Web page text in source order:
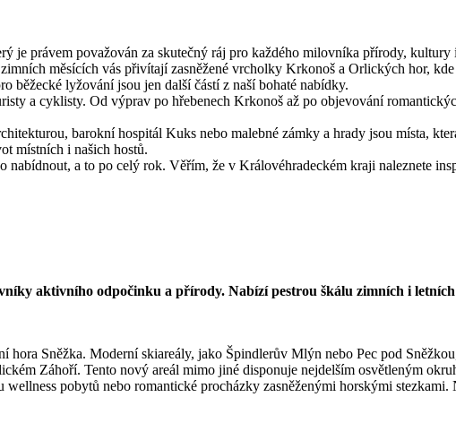
je právem považován za skutečný ráj pro každého milovníka přírody,
měsících vás přivítají zasněžené vrcholky Krkonoš a Orlických hor,
běžecké lyžování jsou jen další částí z naší bohaté nabídky.
a cyklisty. Od výprav po hřebenech Krkonoš až po objevování
barokní hospitál Kuks nebo malebné zámky a hrady jsou místa,
místních i našich hostů.
nabídnout, a to po celý rok. Věřím, že v Královéhradeckém kraji naleznete
aktivního odpočinku a přírody. Nabízí pestrou škálu zimních i
Sněžka. Moderní skiareály, jako Špindlerův Mlýn nebo Pec pod
Záhoří. Tento nový areál mimo jiné disponuje nejdelším osvětleným
pobytů nebo romantické procházky zasněženými horskými stezkami.